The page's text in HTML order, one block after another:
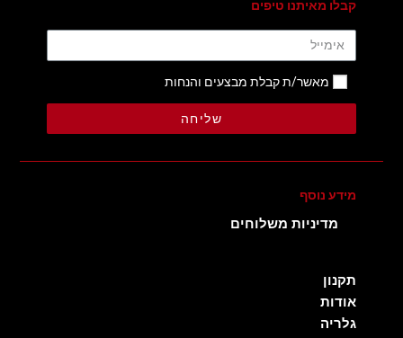
קבלו מאיתנו טיפים
מאשר/ת קבלת מבצעים והנחות
שליחה
מידע נוסף
מדיניות משלוחים
תקנון
אודות
גלריה